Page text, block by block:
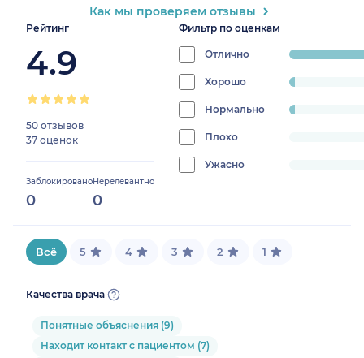
Рейтинг
4.9
50 отзывов
37 оценок
Заблокировано
0
Нерелевантно
0
Фильтр по оценкам
Отлично
progress:
Хорошо
2.2988505747126435%
Нормально
2.2988505747126435%
Плохо
progress:
Ужасно
0%
Как мы проверяем отзывы
Всё 5 4 3 2 1
Качества врача
Понятные объяснения (9)
Находит контакт с пациентом (7)